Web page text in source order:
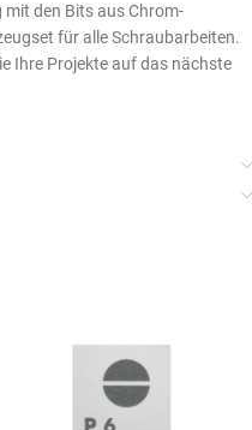
den Bits aus Chrom-
für alle Schraubarbeiten.
Ihre Projekte auf das nächste